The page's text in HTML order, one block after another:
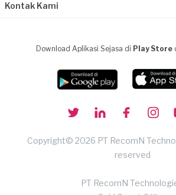
Kontak Kami
Download Aplikasi Sejasa di Play Store
Copyright© 2026 PT RecomN
reserved
PT RecomN